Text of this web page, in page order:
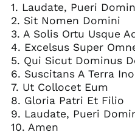
1. Laudate, Pueri
2. Sit Nomen Domini
3. A Solis Ortu Usque
4. Excelsus Super
5. Qui Sicut Dominus
6. Suscitans A Terra
7. Ut Collocet Eum
8. Gloria Patri Et Filio
9. Laudate, Pueri
10. Amen